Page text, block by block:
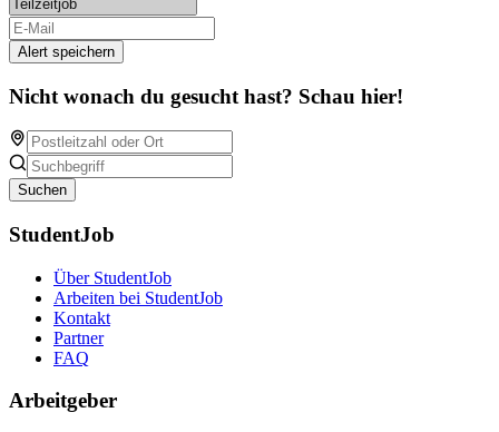
Alert speichern
Nicht wonach du gesucht hast? Schau hier!
Suchen
StudentJob
Über StudentJob
Arbeiten bei StudentJob
Kontakt
Partner
FAQ
Arbeitgeber